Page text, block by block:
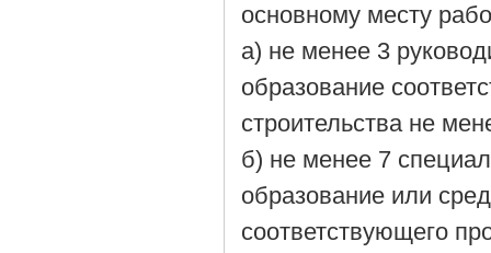
основному месту
а) не менее 3
образование
строительства не
б) не менее 7
образование или
соответствующего